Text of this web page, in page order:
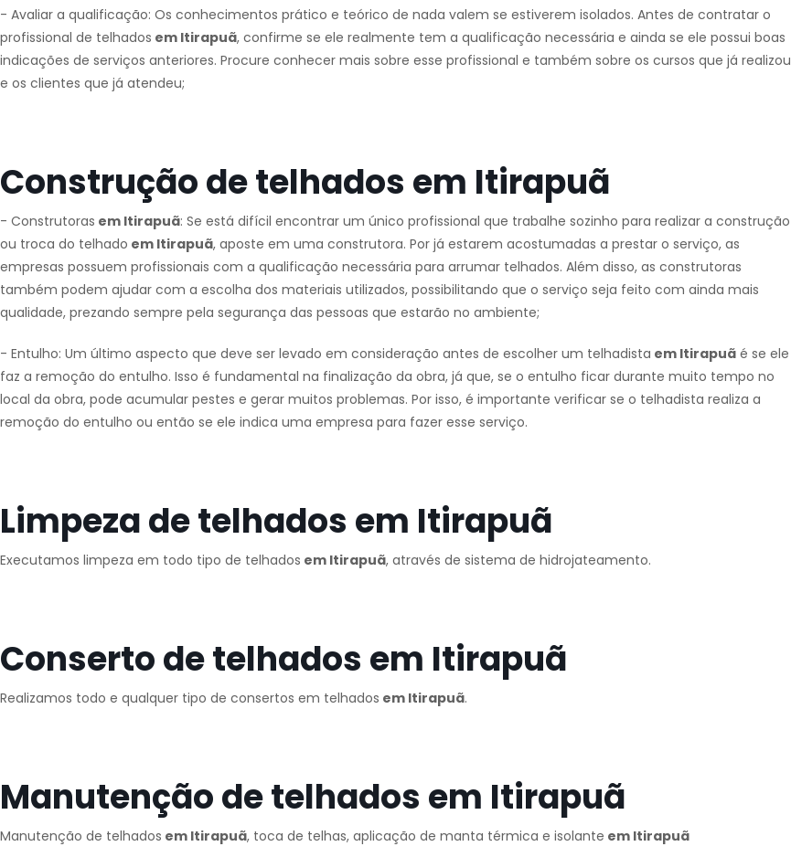
- Avaliar a qualificação: Os conhecimentos prático e teórico de nada valem se estiverem isolados. Antes de contratar o
profissional de telhados em Itirapuã, confirme se ele realmente tem a qualificação necessária e ainda se ele possui boas
indicações de serviços anteriores. Procure conhecer mais sobre esse profissional e também sobre os cursos que já realizou
e os clientes que já atendeu;
Construção de telhados em Itirapuã
- Construtoras em Itirapuã: Se está difícil encontrar um único profissional que trabalhe sozinho para realizar a construção
ou troca do telhado em Itirapuã, aposte em uma construtora. Por já estarem acostumadas a prestar o serviço, as
empresas possuem profissionais com a qualificação necessária para arrumar telhados. Além disso, as construtoras
também podem ajudar com a escolha dos materiais utilizados, possibilitando que o serviço seja feito com ainda mais
qualidade, prezando sempre pela segurança das pessoas que estarão no ambiente;
- Entulho: Um último aspecto que deve ser levado em consideração antes de escolher um telhadista em Itirapuã é se ele
faz a remoção do entulho. Isso é fundamental na finalização da obra, já que, se o entulho ficar durante muito tempo no
local da obra, pode acumular pestes e gerar muitos problemas. Por isso, é importante verificar se o telhadista realiza a
remoção do entulho ou então se ele indica uma empresa para fazer esse serviço.
Limpeza de telhados em Itirapuã
Executamos limpeza em todo tipo de telhados em Itirapuã, através de sistema de hidrojateamento.
Conserto de telhados em Itirapuã
Realizamos todo e qualquer tipo de consertos em telhados em Itirapuã.
Manutenção de telhados em Itirapuã
Manutenção de telhados em Itirapuã, toca de telhas, aplicação de manta térmica e isolante em Itirapuã